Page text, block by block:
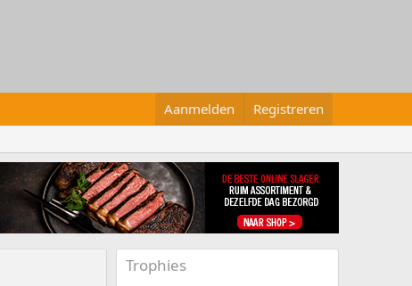
Aanmelden Registreren
Trophies